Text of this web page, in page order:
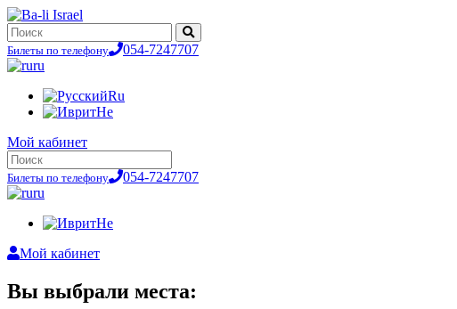
Билеты по телефону
054-7247707
ru
Ru
He
Мой кабинет
Билеты по телефону
054-7247707
ru
He
Мой кабинет
Вы выбрали места: